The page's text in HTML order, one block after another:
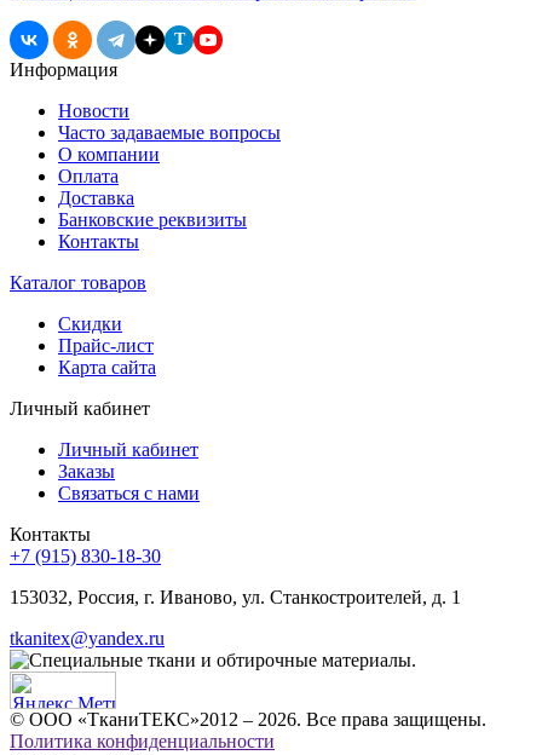
T
Информация
Новости
Часто задаваемые вопросы
О компании
Оплата
Доставка
Банковские реквизиты
Контакты
Каталог товаров
Скидки
Прайс-лист
Карта сайта
Личный кабинет
Личный кабинет
Заказы
Связаться с нами
Контакты
+7 (915) 830-18-30
153032, Россия, г. Иваново, ул. Станкостроителей, д. 1
tkanitex@yandex.ru
© ООО «ТканиТЕКС»2012 – 2026. Все права защищены.
Политика конфиденциальности